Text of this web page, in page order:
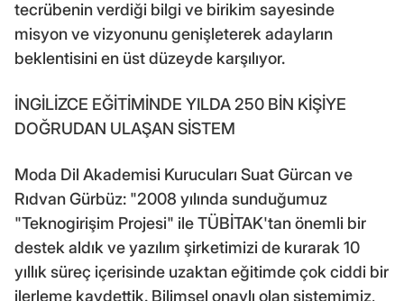
tecrübenin verdiği bilgi ve birikim sayesinde
misyon ve vizyonunu genişleterek adayların
beklentisini en üst düzeyde karşılıyor.
İNGİLİZCE EĞİTİMİNDE YILDA 250 BİN KİŞİYE
DOĞRUDAN ULAŞAN SİSTEM
Moda Dil Akademisi Kurucuları Suat Gürcan ve
Rıdvan Gürbüz: "2008 yılında sunduğumuz
"Teknogirişim Projesi" ile TÜBİTAK'tan önemli bir
destek aldık ve yazılım şirketimizi de kurarak 10
yıllık süreç içerisinde uzaktan eğitimde çok ciddi bir
ilerleme kaydettik. Bilimsel onaylı olan sistemimiz,